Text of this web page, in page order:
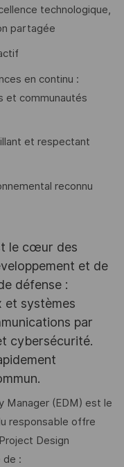
technologique,
partagée
en continu :
et communautés
et respectant
reconnu
le cœur des
et de
défense :
et systèmes
par
cybersécurité.
Manager (EDM) est le
responsable offre
Design
de :